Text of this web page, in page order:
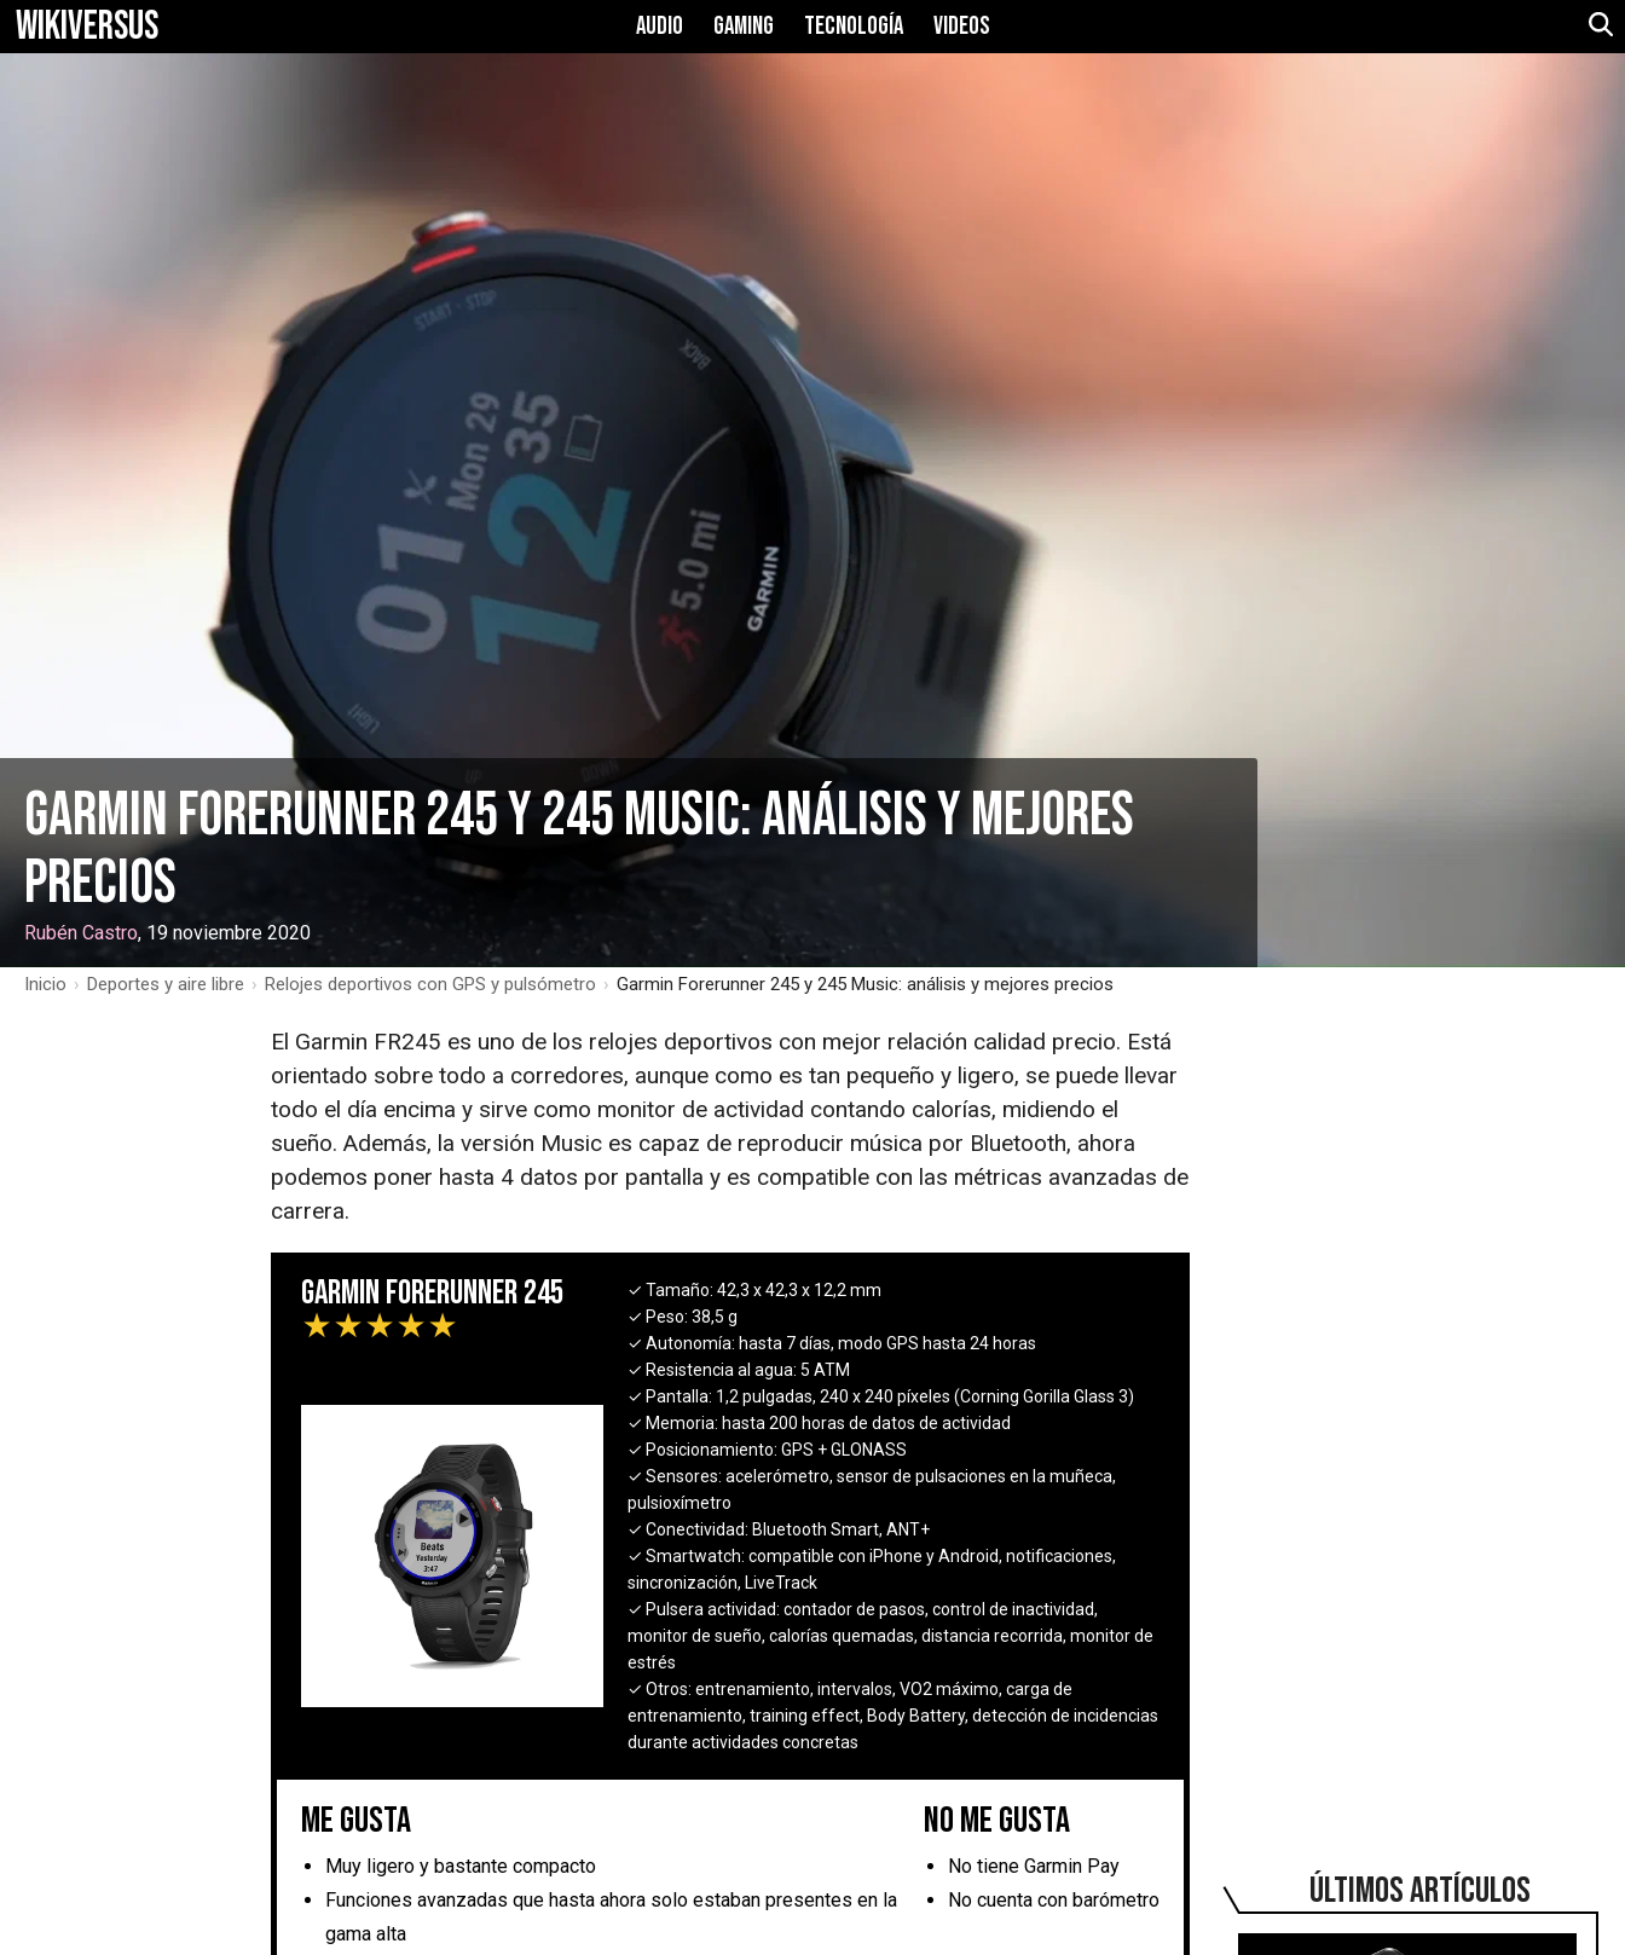
WIKIVERSUS AUDIO GAMING TECNOLOGÍA VIDEOS
Garmin Forerunner 245 y 245 Music: análisis y mejores
precios
Rubén Castro, 19 noviembre 2020
Inicio › Deportes y aire libre › Relojes deportivos con GPS y pulsómetro › Garmin Forerunner 245 y 245 Music: análisis y mejores precios
ÚLTIMOS ARTÍCULOS
El Garmin FR245 es uno de los relojes deportivos con mejor relación calidad precio. Está
orientado sobre todo a corredores, aunque como es tan pequeño y ligero, se puede llevar
todo el día encima y sirve como monitor de actividad contando calorías, midiendo el
sueño. Además, la versión Music es capaz de reproducir música por Bluetooth, ahora
podemos poner hasta 4 datos por pantalla y es compatible con las métricas avanzadas de
carrera.
Garmin Forerunner 245
★★★★★
✓ Tamaño: 42,3 x 42,3 x 12,2 mm
✓ Peso: 38,5 g
✓ Autonomía: hasta 7 días, modo GPS hasta 24 horas
✓ Resistencia al agua: 5 ATM
✓ Pantalla: 1,2 pulgadas, 240 x 240 píxeles (Corning Gorilla Glass 3)
✓ Memoria: hasta 200 horas de datos de actividad
✓ Posicionamiento: GPS + GLONASS
✓ Sensores: acelerómetro, sensor de pulsaciones en la muñeca,
pulsioxímetro
✓ Conectividad: Bluetooth Smart, ANT+
✓ Smartwatch: compatible con iPhone y Android, notificaciones,
sincronización, LiveTrack
✓ Pulsera actividad: contador de pasos, control de inactividad,
monitor de sueño, calorías quemadas, distancia recorrida, monitor de
estrés
✓ Otros: entrenamiento, intervalos, VO2 máximo, carga de
entrenamiento, training effect, Body Battery, detección de incidencias
durante actividades concretas
Me gusta
Muy ligero y bastante compacto
Funciones avanzadas que hasta ahora solo estaban presentes en la
gama alta
No me gusta
No tiene Garmin Pay
No cuenta con barómetro